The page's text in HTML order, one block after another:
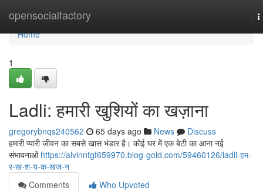
opensocialfactory
Home
Home
1
Ladli: हमारी खुशियों का खज़ाना
gregorybnqs240562 65 days ago News
Discuss
हमारी प्यारी जीवन का सबसे खास भंडार है। कोई घर में एक बेटी का आना नई
संभावनाओं https://alvinntgf659970.blog-gold.com/59460126/ladli-हम-
र-ख-श-य-क-खज-न
Comments
Who Upvoted